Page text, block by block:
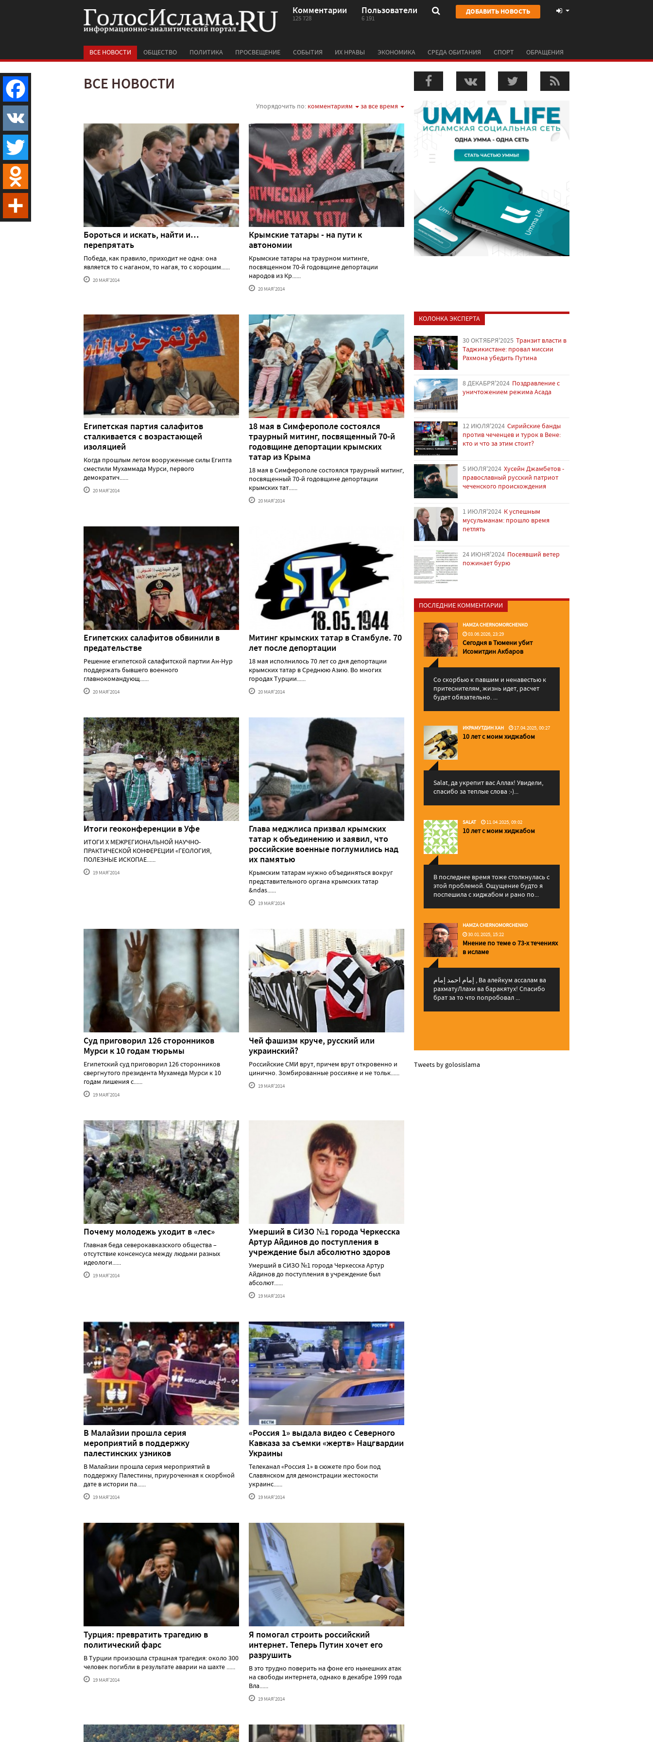
Комментарии
125 728
Пользователи
6 191
ДОБАВИТЬ НОВОСТЬ
ВСЕ НОВОСТИ ОБЩЕСТВО ПОЛИТИКА ПРОСВЕЩЕНИЕ СОБЫТИЯ ИХ НРАВЫ ЭКОНОМИКА СРЕДА ОБИТАНИЯ СПОРТ ОБРАЩЕНИЯ
ВСЕ НОВОСТИ
Упорядочить по: комментариям за все время
Бороться и искать, найти и…
перепрятать
Победа, как правило, приходит не одна: она
является то с наганом, то нагая, то с хорошим......
20 МАЯ'2014
Крымские татары - на пути к
автономии
Крымские татары на траурном митинге,
посвященном 70-й годовщине депортации
народов из Кр......
20 МАЯ'2014
Египетская партия салафитов
сталкивается с возрастающей
изоляцией
Когда прошлым летом вооруженные силы Египта
сместили Мухаммада Мурси, первого
демократич......
20 МАЯ'2014
18 мая в Симферополе состоялся
траурный митинг, посвященный 70-й
годовщине депортации крымских
татар из Крыма
18 мая в Симферополе состоялся траурный митинг,
посвященный 70-й годовщине депортации
крымских тат......
20 МАЯ'2014
Египетских салафитов обвинили в
предательстве
Решение египетской салафитской партии Ан-Нур
поддержать бывшего военного
главнокомандующ......
20 МАЯ'2014
Митинг крымских татар в Стамбуле. 70
лет после депортации
18 мая исполнилось 70 лет со дня депортации
крымских татар в Среднюю Азию. Во многих
городах Турции......
20 МАЯ'2014
Итоги геоконференции в Уфе
ИТОГИ Х МЕЖРЕГИОНАЛЬНОЙ НАУЧНО-
ПРАКТИЧЕСКОЙ КОНФЕРЕЦИИ «ГЕОЛОГИЯ,
ПОЛЕЗНЫЕ ИСКОПАЕ......
19 МАЯ'2014
Глава меджлиса призвал крымских
татар к объединению и заявил, что
российские военные поглумились над
их памятью
Крымским татарам нужно объединяться вокруг
представительного органа крымских татар
&ndas......
19 МАЯ'2014
Суд приговорил 126 сторонников
Мурси к 10 годам тюрьмы
Египетский суд приговорил 126 сторонников
свергнутого президента Мухамеда Мурси к 10
годам лишения с......
19 МАЯ'2014
Чей фашизм круче, русский или
украинский?
Российские СМИ врут, причем врут откровенно и
цинично. Зомбированные россияне и не тольк......
19 МАЯ'2014
Почему молодежь уходит в «лес»
Главная беда северокавказского общества –
отсутствие консенсуса между людьми разных
идеологи......
19 МАЯ'2014
Умерший в СИЗО №1 города Черкесска
Артур Айдинов до поступления в
учреждение был абсолютно здоров
Умерший в СИЗО №1 города Черкесска Артур
Айдинов до поступления в учреждение был
абсолют......
19 МАЯ'2014
В Малайзии прошла серия
мероприятий в поддержку
палестинских узников
В Малайзии прошла серия мероприятий в
поддержку Палестины, приуроченная к скорбной
дате в истории па......
19 МАЯ'2014
«Россия 1» выдала видео с Северного
Кавказа за съемки «жертв» Нацгвардии
Украины
Телеканал «Россия 1» в сюжете про бои под
Славянском для демонстрации жестокости
украинс......
19 МАЯ'2014
Турция: превратить трагедию в
политический фарс
В Турции произошла страшная трагедия: около 300
человек погибли в результате аварии на шахте ......
19 МАЯ'2014
Я помогал строить российский
интернет. Теперь Путин хочет его
разрушить
В это трудно поверить на фоне его нынешних атак
на свободы интернета, однако в декабре 1999 года
Вла......
19 МАЯ'2014
КОЛОНКА ЭКСПЕРТА
30 ОКТЯБРЯ'2025 Транзит власти в
Таджикистане: провал миссии
Рахмона убедить Путина
8 ДЕКАБРЯ'2024 Поздравление с
уничтожением режима Асада
12 ИЮЛЯ'2024 Сирийские банды
против чеченцев и турок в Вене:
кто и что за этим стоит?
5 ИЮЛЯ'2024 Хусейн Джамбетов -
православный русский патриот
чеченского происхождения
1 ИЮЛЯ'2024 К успешным
мусульманам: прошло время
петлять
24 ИЮНЯ'2024 Посеявший ветер
пожинает бурю
ПОСЛЕДНИЕ КОММЕНТАРИИ
HAMZA CHERNOMORCHENKO
03.06.2026, 23:29
Сегодня в Тюмени убит
Исомитдин Акбаров
Со скорбью к павшим и ненавестью к
притеснителям, жизнь идет, расчет
будет обязательно. ...
ИКРАМУТДИН ХАН 17.04.2025, 00:27
10 лет с моим хиджабом
Salat, да укрепит вас Аллаx! Увидели,
спасибо за теплые слова :-)...
SALAT 11.04.2025, 09:02
10 лет с моим хиджабом
В последнее время тоже столкнулась с
этой проблемой. Ощущение будто я
поспешила с хиджабом и рано по...
HAMZA CHERNOMORCHENKO
30.01.2025, 15:22
Мнение по теме о 73-х течениях
в исламе
إمام احمد إمام , Ва алейкум ассалам ва
рахматуЛлахи ва баракятух! Спасибо
брат за то что попробовал ...
Tweets by golosislama
Facebook
VK
Twitter
Odnoklassniki